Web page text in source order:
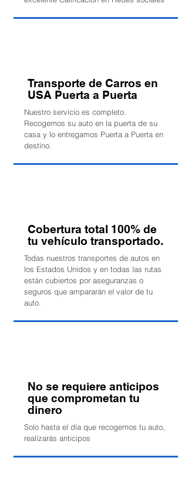
Transporte de Carros en
USA Puerta a Puerta
Nuestro servicio es completo.
Recogemos su auto en la puerta de su
casa y lo entregamos Puerta a Puerta en
destino.
Cobertura total 100% de
tu vehículo transportado.
Todas nuestros transportes de autos en
los Estados Unidos y en todas las rutas
están cubiertos por aseguranzas o
seguros que ampararán el valor de tu
auto.
No se requiere anticipos
que comprometan tu
dinero
Solo hasta el día que recogemos tu auto,
realizarás anticipos